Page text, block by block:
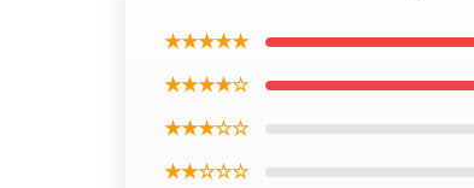
★★★★★
★★★★☆
★★★☆☆
★★☆☆☆